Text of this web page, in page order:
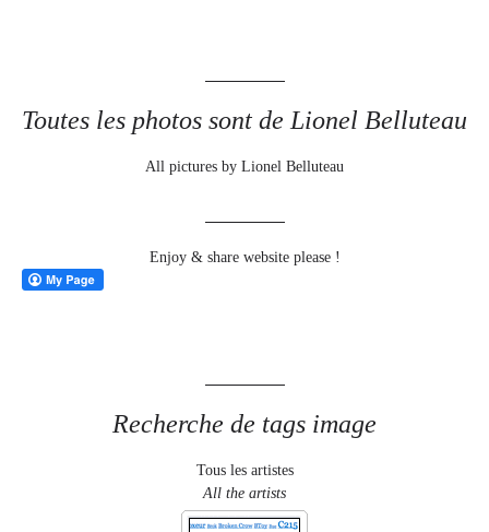
Toutes les photos sont de Lionel Belluteau
All pictures by Lionel Belluteau
Enjoy & share website please !
Recherche de tags image
Tous les artistes
All the artists